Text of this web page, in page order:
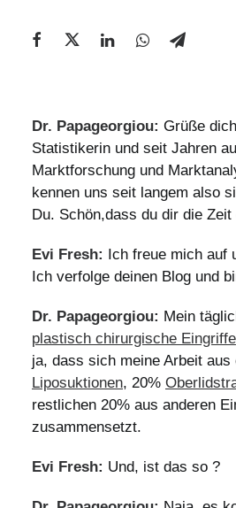
Dr. Papageorgiou: Grüße
Statistikerin und seit Jahren
Marktforschung und
kennen uns seit langem also
Du. Schön,dass du dir die
Evi Fresh: Ich freue mich auf
Ich verfolge deinen Blog und
Dr. Papageorgiou: Mein
plastisch chirurgische Eingriffe
ja, dass sich meine Arbeit aus
Liposuktionen, 20%
restlichen 20% aus anderen
zusammensetzt.
Evi Fresh: Und, ist das so ?